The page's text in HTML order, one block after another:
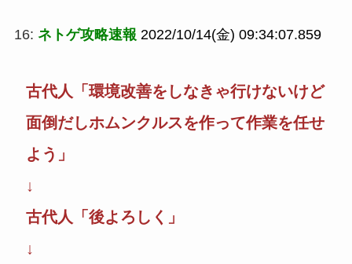
16: ネトゲ攻略速報 2022/10/14(金) 09:34:07.859
古代人「環境改善をしなきゃ行けないけど
面倒だしホムンクルスを作って作業を任せ
よう」
↓
古代人「後よろしく」
↓